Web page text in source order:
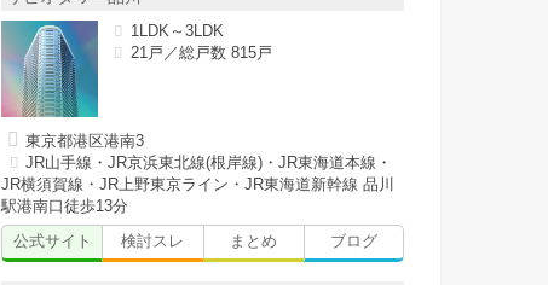
1LDK～3LDK
21戸／総戸数 815戸
東京都港区港南3
JR山手線・JR京浜東北線(根岸線)・JR東海道本線・
JR横須賀線・JR上野東京ライン・JR東海道新幹線 品川
駅港南口徒歩13分
公式サイト
検討スレ まとめ ブログ